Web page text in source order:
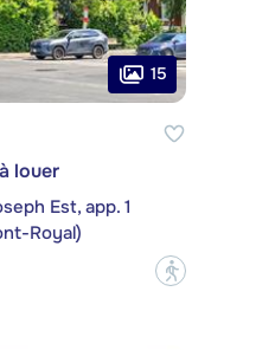
15
louer
Est, app. 1
Royal)
?